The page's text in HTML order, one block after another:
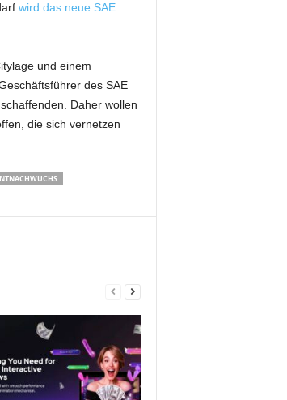
wird das neue SAE
und einem
des SAE
Daher wollen
die sich vernetzen